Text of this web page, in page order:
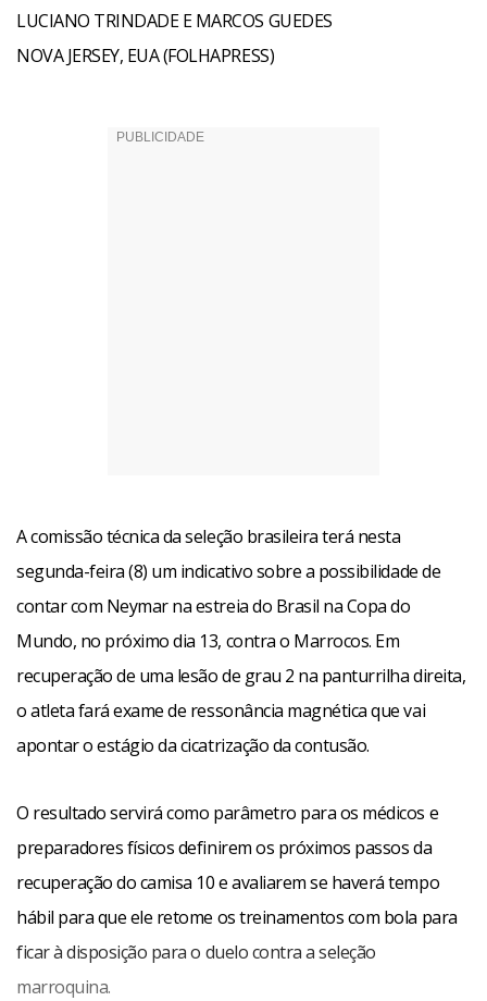
LUCIANO TRINDADE E MARCOS GUEDES
NOVA JERSEY, EUA (FOLHAPRESS)
A comissão técnica da seleção brasileira terá nesta
segunda-feira (8) um indicativo sobre a possibilidade de
contar com Neymar na estreia do Brasil na Copa do
Mundo, no próximo dia 13, contra o Marrocos. Em
recuperação de uma lesão de grau 2 na panturrilha direita,
o atleta fará exame de ressonância magnética que vai
apontar o estágio da cicatrização da contusão.
O resultado servirá como parâmetro para os médicos e
preparadores físicos definirem os próximos passos da
recuperação do camisa 10 e avaliarem se haverá tempo
hábil para que ele retome os treinamentos com bola para
ficar à disposição para o duelo contra a seleção
marroquina.